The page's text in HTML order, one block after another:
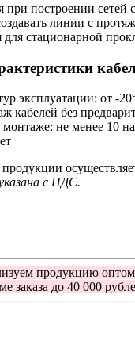
при построении
линии с
для стационарной
эксплуатации: от -
кабелей без
не менее 10
с НДС.
продукцию
заказа до 40 000